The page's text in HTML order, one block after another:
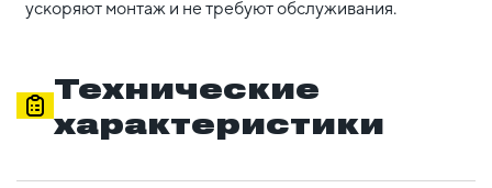
ускоряют монтаж и не требуют обслуживания.
Технические
характеристики